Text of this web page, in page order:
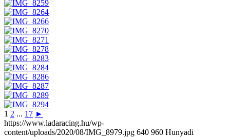
1 2 ... 17 ►
https://www.ladaracing.hu/wp-
content/uploads/2020/08/IMG_8979.jpg 640 960 Hunyadi